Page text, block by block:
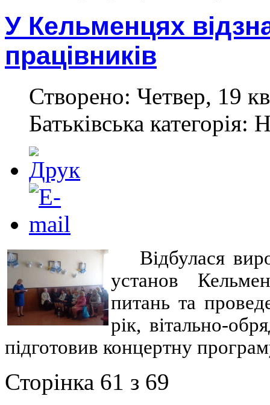
У Кельменцях
працівників
Створено: Четвер, 19
Батьківська категорія:
Відбулася
установ
питань та
рік, вітально-
підготовив концертну
Сторінка 61 з 69